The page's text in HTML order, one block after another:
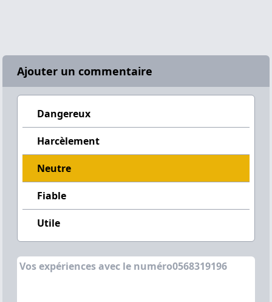
Ajouter un commentaire
Dangereux
Harcèlement
Neutre
Fiable
Utile